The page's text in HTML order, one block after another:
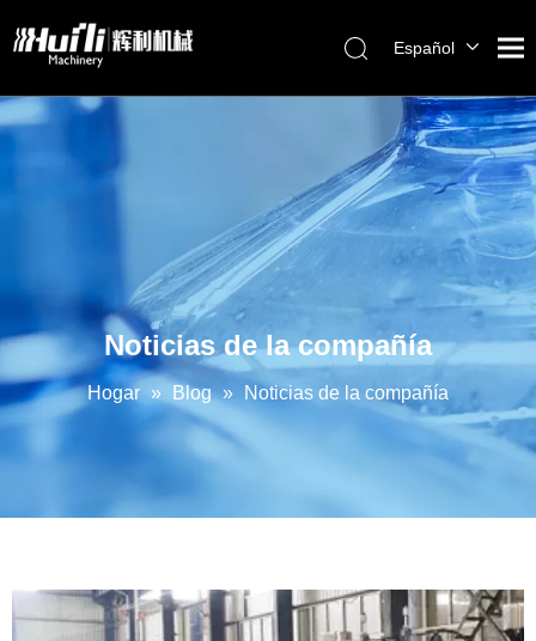
Español
العربية
Français
Pусский
Português
Noticias de la compañía
Hogar » Blog » Noticias de la compañía